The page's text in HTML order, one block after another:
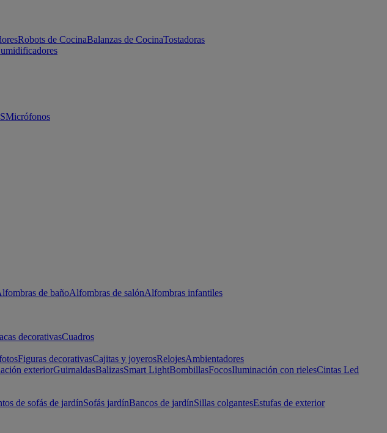
Robots de CocinaBalanzas de CocinaTostadoras
Micrófonos
de bañoAlfombras de salónAlfombras infantiles
decorativasCuadros
Figuras decorativasCajitas y joyerosRelojesAmbientadores
exteriorGuirnaldasBalizasSmart LightBombillasFocosIluminación con rielesCintas Led
de sofás de jardínSofás jardínBancos de jardínSillas colgantesEstufas de exterior